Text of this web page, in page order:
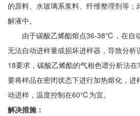
的原料、水玻璃系浆料、纤维整理剂等
解液中。
由于碳酸乙烯酯熔点36-38℃，在自
无法自动进样量或损坏进样器，导致分析
18要求，碳酸乙烯酯的气相色谱分析法
要将样品在密闭状态下进行加热熔化，
动进样，温度控制在60℃为宜。
解决措施：